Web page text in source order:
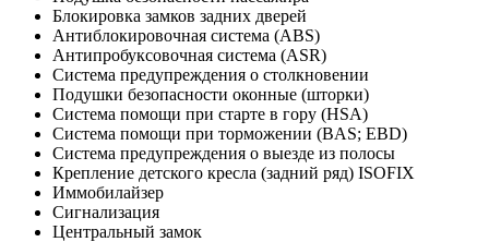
Блокировка замков задних дверей
Антиблокировочная система (ABS)
Антипробуксовочная система (ASR)
Система предупреждения о столкновении
Подушки безопасности оконные (шторки)
Система помощи при старте в гору (HSA)
Система помощи при торможении (BAS; EBD)
Система предупреждения о выезде из полосы
Крепление детского кресла (задний ряд) ISOFIX
Иммобилайзер
Сигнализация
Центральный замок